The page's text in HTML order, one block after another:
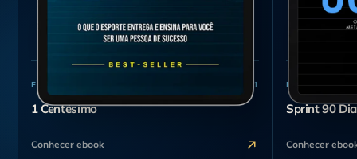
EBOOK DIGITAL 01
1 Centésimo
Conhecer ebook
EBOOK DIGITAL
Sprint 90
Conhecer